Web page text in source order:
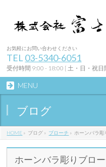
お気軽にお問い合わせください
TEL 03-5340-6051
受付時間 9:00 - 18:00 [ 土・日・祝日
MENU
ブログ
HOME » ブログ » ブローチ » ホーンバラ
ホーンバラ彫りブロ